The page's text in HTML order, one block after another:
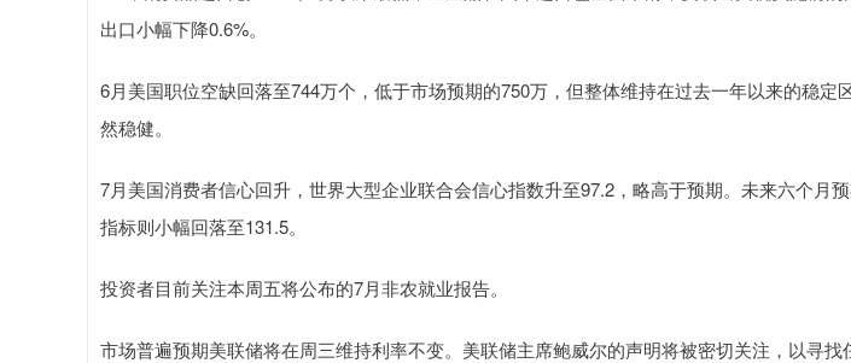
出口小幅下降0.6%。
6月美国职位空缺回落至744万个，低于市场预期的750万，但整体维持在过去一年以来的稳定
然稳健。
7月美国消费者信心回升，世界大型企业联合会信心指数升至97.2，略高于预期。未来六个月
指标则小幅回落至131.5。
投资者目前关注本周五将公布的7月非农就业报告。
市场普遍预期美联储将在周三维持利率不变。美联储主席鲍威尔的声明将被密切关注，以寻找